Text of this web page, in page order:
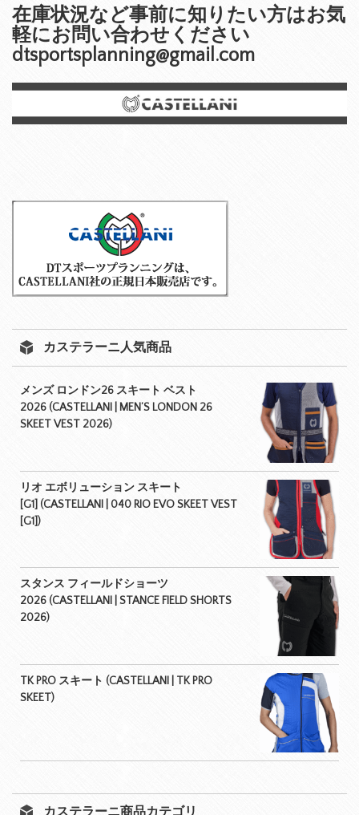
在庫状況など事前に知りたい方はお気
軽にお問い合わせください
dtsportsplanning@gmail.com
カステラーニ人気商品
メンズ ロンドン26 スキート ベスト
2026 (CASTELLANI | MEN’S LONDON 26
SKEET VEST 2026)
リオ エボリューション スキート
[G1] (CASTELLANI | 040 RIO EVO SKEET VEST
[G1])
スタンス フィールドショーツ
2026 (CASTELLANI | STANCE FIELD SHORTS
2026)
TK PRO スキート (CASTELLANI | TK PRO
SKEET)
カステラーニ商品カテゴリ